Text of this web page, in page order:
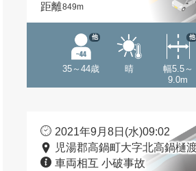
距離849m
35～44歳
他
晴
幅5.5～
9.0m
他
2021年9月8日(水)09:02
児湯郡高鍋町大字北高鍋樋
車両相互 小破事故